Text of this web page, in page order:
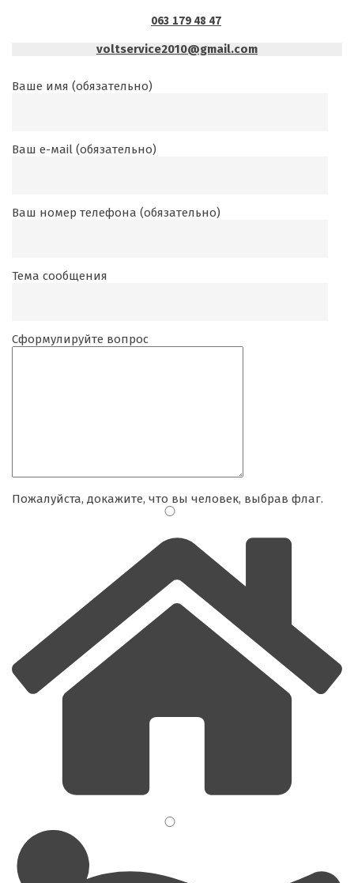
063 179 48 47
voltservice2010@gmail.com
Ваше имя (обязательно)
Ваш е-маil (обязательно)
Ваш номер телефона (обязательно)
Тема сообщения
Сформулируйте вопрос
Пожалуйста, докажите, что вы человек, выбрав флаг.